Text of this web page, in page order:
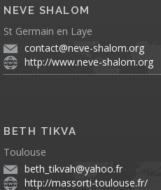
NEVE SHALOM
St Germain en Laye
contact@neve-shalom.org
http://www.neve-shalom.org
BETH TIKVA
Toulouse
beth_tikvah@yahoo.fr
http://massorti-toulouse.fr/